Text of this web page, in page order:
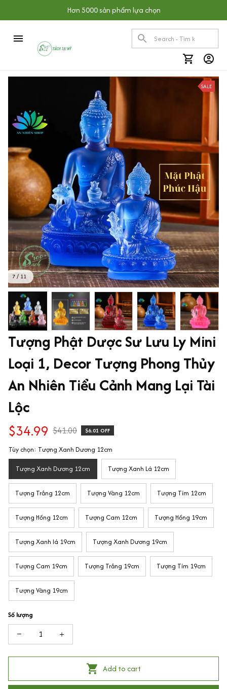
Hơn 5000 sản phẩm lựa chọn
7 / 11
SALE
Tượng Phật Dược Sư Lưu Ly Mini
Loại 1, Decor Tượng Phong Thủy
An Nhiên Tiểu Cảnh Mang Lại Tài
Lộc
$34.99 $41.00 $6.01 OFF
Tùy chọn: Tượng Xanh Dương 12cm
Tượng Xanh Dương 12cm Tượng Xanh Lá 12cm
Tượng Trắng 12cm Tượng Vàng 12cm Tượng Tím 12cm
Tượng Hồng 12cm Tượng Cam 12cm Tượng Hồng 19cm
Tượng Xanh lá 19cm Tượng Xanh Dương 19cm
Tượng Cam 19cm Tượng Trắng 19cm Tượng Tím 19cm
Tượng Vàng 19cm
Số lượng
Add to cart